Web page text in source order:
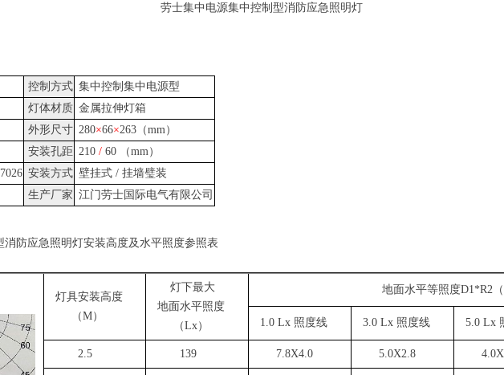
源集中控制型消防应急照明灯
控制方式 集中控制集中电源型
灯体材质 金属拉伸灯箱
外形尺寸 280×66×263（mm）
安装孔距 210 / 60 （mm）
安装方式 壁挂式 / 挂墙璧装
生产厂家 江门劳士国际电气有限公司
防应急照明灯安装高度及水平照度参照表
灯具安装高度
（M）
灯下最大
地面水平照度
（Lx）
地面水平等照度D1*R2（m）/
1.0 Lx 照度线 3.0 Lx 照度线 5.0 Lx
2.5 139 7.8X4.0 5.0X2.8